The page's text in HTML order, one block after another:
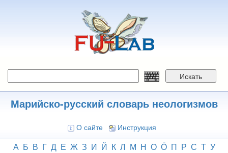
Искать
Марийско-русский словарь неологизмов
О сайте Инструкция
А Б В Г Д Е Ж З И Й К Л М Н О Ӧ П Р С Т У